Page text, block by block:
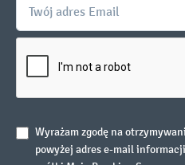
Wyrażam zgodę na
powyżej adres e-mail